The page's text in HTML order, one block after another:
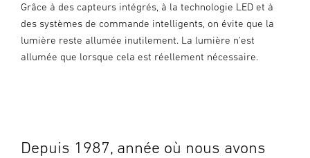
Grâce à des capteurs intégrés, à la technologie LED et à
des systèmes de commande intelligents, on évite que la
lumière reste allumée inutilement. La lumière n'est
allumée que lorsque cela est réellement nécessaire.
Depuis 1987, année où nous avons